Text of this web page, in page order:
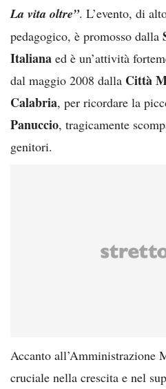
La vita oltre”. L’evento, di
pedagogico, è promosso dalla
Italiana ed è un’attività
dal maggio 2008 dalla Città
Calabria, per ricordare la
Panuccio, tragicamente
genitori.
Accanto all’Amministrazione
cruciale nella crescita e nel